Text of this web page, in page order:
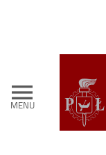
menu
MENU